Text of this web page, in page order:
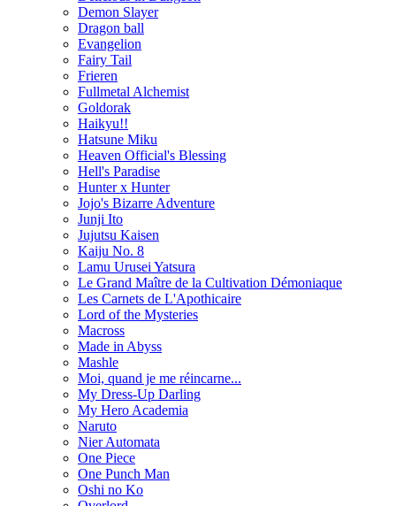
Demon Slayer
Dragon ball
Evangelion
Fairy Tail
Frieren
Fullmetal Alchemist
Goldorak
Haikyu!!
Hatsune Miku
Heaven Official's Blessing
Hell's Paradise
Hunter x Hunter
Jojo's Bizarre Adventure
Junji Ito
Jujutsu Kaisen
Kaiju No. 8
Lamu Urusei Yatsura
Le Grand Maître de la Cultivation Démoniaque
Les Carnets de L'Apothicaire
Lord of the Mysteries
Macross
Made in Abyss
Mashle
Moi, quand je me réincarne...
My Dress-Up Darling
My Hero Academia
Naruto
Nier Automata
One Piece
One Punch Man
Oshi no Ko